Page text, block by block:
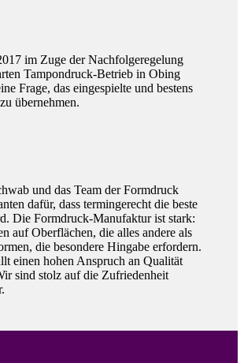
im Zuge der Nachfolgeregelung
Tampondruck-Betrieb in Obing
Frage, das eingespielte und bestens
übernehmen.
und das Team der Formdruck
dafür, dass termingerecht die beste
Die Formdruck-Manufaktur ist stark:
auf Oberflächen, die alles andere als
die besondere Hingabe erfordern.
einen hohen Anspruch an Qualität
sind stolz auf die Zufriedenheit